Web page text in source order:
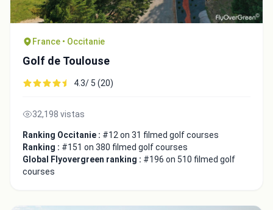
France • Occitanie
Golf de Toulouse
4.3/ 5 (20)
32,198 vistas
Ranking Occitanie : #12 on 31 filmed golf courses
Ranking : #151 on 380 filmed golf courses
Global Flyovergreen ranking : #196 on 510 filmed golf
courses